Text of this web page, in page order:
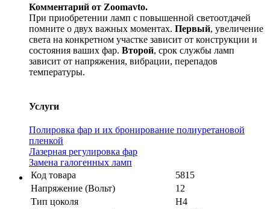
Комментарий от Zoomavto.
При приобретении ламп с повышенной светоотдачей
помните о двух важных моментах. Первый, увеличение
света на конкретном участке зависит от конструкции и
состояния ваших фар. Второй, срок службы ламп
зависит от напряжения, вибрации, перепадов
температуры.
Услуги
Полировка фар и их бронирование полиуретановой
пленкой
Лазерная регулировка фар
Замена галогенных ламп
Код товара
5815
Напряжение (Вольт)
12
Тип цоколя
H4